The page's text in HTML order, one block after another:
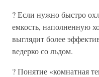
? Если нужно быстро
емкость, наполненную
выглядит более
ведерко со льдом.
? Понятие «комнатная